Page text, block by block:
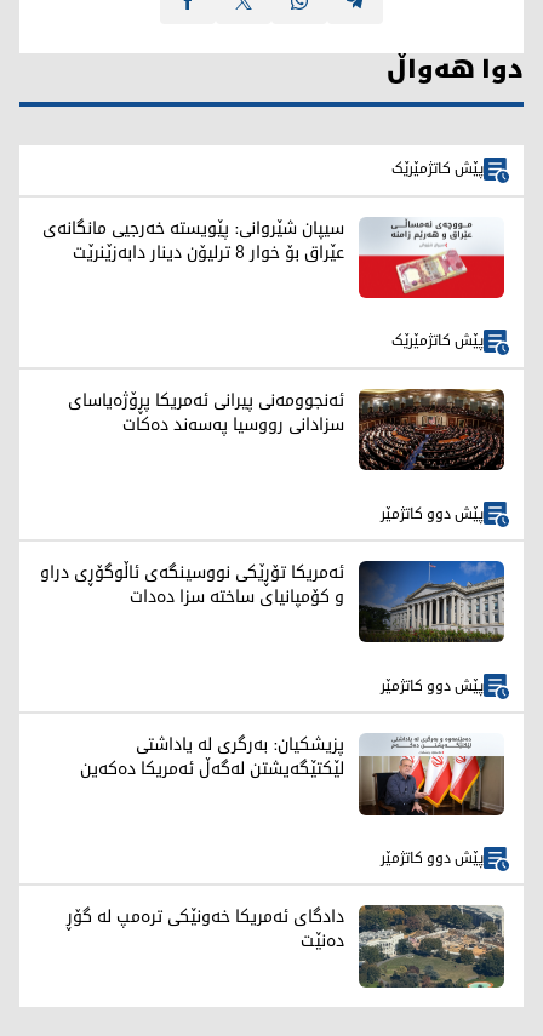
دوا هەواڵ
پێش کاتژمێرێک
سیپان شێروانی: پێویستە خەرجیی مانگانەی
عێراق بۆ خوار 8 ترلیۆن دینار دابەزێنرێت
پێش کاتژمێرێک
ئەنجوومەنی پیرانی ئەمریکا پڕۆژەیاسای
سزادانی رووسیا په‌سه‌ند ده‌كات
پێش دوو کاتژمێر
ئەمریکا تۆڕێکی نووسینگەی ئاڵوگۆڕی دراو
و کۆمپانیای ساختە سزا دەدات
پێش دوو کاتژمێر
پزیشکیان: بەرگری لە یاداشتی
لێکتێگەیشتن لەگەڵ ئەمریکا دەکەین
پێش دوو کاتژمێر
دادگای ئەمریکا خەونێکی ترەمپ لە گۆڕ
دەنێت